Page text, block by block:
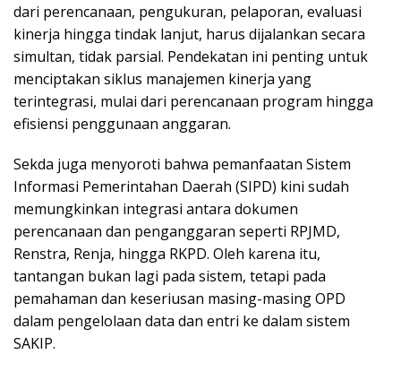
dari perencanaan, pengukuran, pelaporan, evaluasi
kinerja hingga tindak lanjut, harus dijalankan secara
simultan, tidak parsial. Pendekatan ini penting untuk
menciptakan siklus manajemen kinerja yang
terintegrasi, mulai dari perencanaan program hingga
efisiensi penggunaan anggaran.
Sekda juga menyoroti bahwa pemanfaatan Sistem
Informasi Pemerintahan Daerah (SIPD) kini sudah
memungkinkan integrasi antara dokumen
perencanaan dan penganggaran seperti RPJMD,
Renstra, Renja, hingga RKPD. Oleh karena itu,
tantangan bukan lagi pada sistem, tetapi pada
pemahaman dan keseriusan masing-masing OPD
dalam pengelolaan data dan entri ke dalam sistem
SAKIP.